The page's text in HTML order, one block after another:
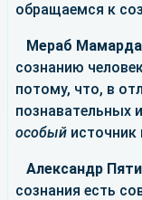
обращаемся к
Мераб
сознанию
потому, что, в
познавательных
особый источник
Александр
сознания есть